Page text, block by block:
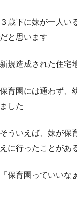
３歳下に妹が一人い
だと思います
新規造成された住宅
保育園には通わず、
ました
そういえば、妹が保
えに行ったことがあ
「保育園っていいな